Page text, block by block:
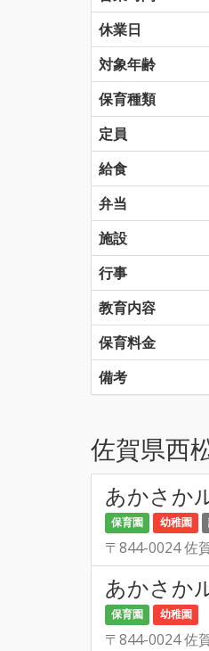
休業日
対象年齢
保育種類
定員
給食
弁当
施設
行事
教育内容
保育料金
備考
佐賀県西
あかさか
保育園 幼稚園
〒844-0024 佐
あかさか
保育園 幼稚園
〒844-0024 佐